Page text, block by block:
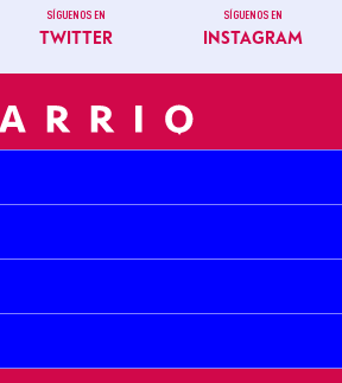
SÍGUENOS EN
TWITTER
SÍGUENOS EN
INSTAGRAM